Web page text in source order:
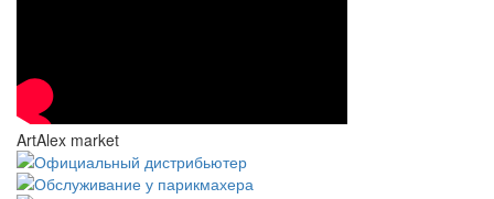
ArtAlex market